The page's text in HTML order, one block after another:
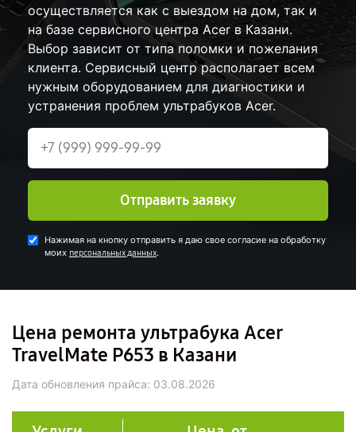
осуществляется как с выездом на дом, так и
на базе сервисного центра Acer в Казани.
Выбор зависит от типа поломки и пожелания
клиента. Сервисный центр располагает всем
нужным оборудованием для диагностики и
устранения проблем ультрабуков Acer.
Отправить заявку
Нажимая на кнопку отправить я даю свое согласие на обработку
моих персональных данных.
Цена ремонта ультрабука Acer
TravelMate P653 в Казани
Дата обновления прайса: 03.08.2026